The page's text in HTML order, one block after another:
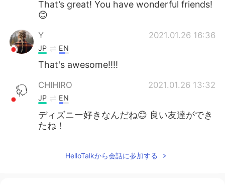
That’s great! You have wonderful friends!
😊
Y 2021.01.26 16:36
JP EN
That's awesome!!!!
CHIHIRO 2021.01.26 13:32
JP EN
ディズニー好きなんだね😊 良い友達ができ
たね！
HelloTalkから会話に参加する